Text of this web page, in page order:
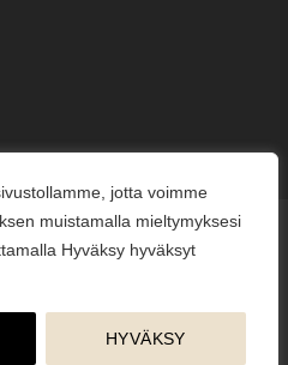
jotta voimme
muistamalla mieltymyksesi
Hyväksy hyväksyt
HYVÄKSY
MasterCard
Visa
Visa
jarvenpaankukkatalo.fi